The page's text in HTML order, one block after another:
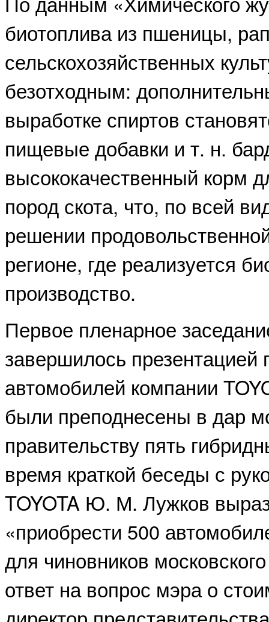
биотоплива из пшеницы,
сельскохозяйственных
безотходным:
выработке спиртов
пищевые добавки и т. н.
высококачественный корм
пород скота, что, по всей
решении
регионе, где реализуется
производство.
Первое пленарное
завершилось презентацией
автомобилей компании
были преподнесены в дар
правительству пять
время краткой беседы с
TOYOTA Ю. М. Лужков
«приобрести 500
для чиновников
ответ на вопрос мэра о